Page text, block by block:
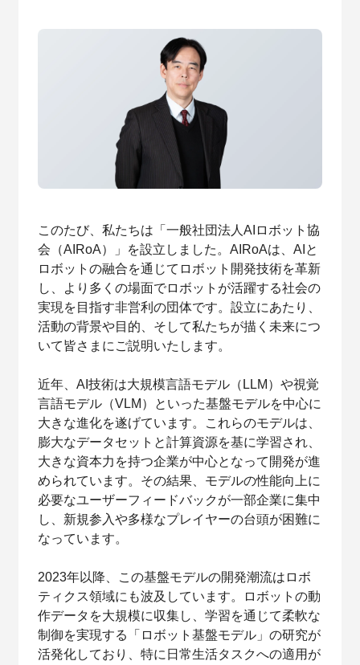
このたび、私たちは「一般社団法人AIロボット協
会（AIRoA）」を設立しました。AIRoAは、AIと
ロボットの融合を通じてロボット開発技術を革新
し、より多くの場面でロボットが活躍する社会の
実現を目指す非営利の団体です。設立にあたり、
活動の背景や目的、そして私たちが描く未来につ
いて皆さまにご説明いたします。
近年、AI技術は大規模言語モデル（LLM）や視覚
言語モデル（VLM）といった基盤モデルを中心に
大きな進化を遂げています。これらのモデルは、
膨大なデータセットと計算資源を基に学習され、
大きな資本力を持つ企業が中心となって開発が進
められています。その結果、モデルの性能向上に
必要なユーザーフィードバックが一部企業に集中
し、新規参入や多様なプレイヤーの台頭が困難に
なっています。
2023年以降、この基盤モデルの開発潮流はロボ
ティクス領域にも波及しています。ロボットの動
作データを大規模に収集し、学習を通じて柔軟な
制御を実現する「ロボット基盤モデル」の研究が
活発化しており、特に日常生活タスクへの適用が